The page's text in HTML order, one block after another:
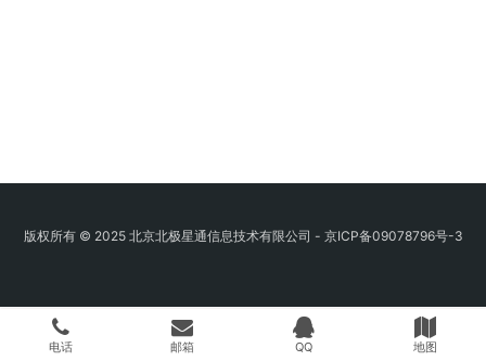
版权所有 © 2025 北京北极星通信息技术有限公司 - 京ICP备09078796号-3
电话 邮箱 QQ 地图